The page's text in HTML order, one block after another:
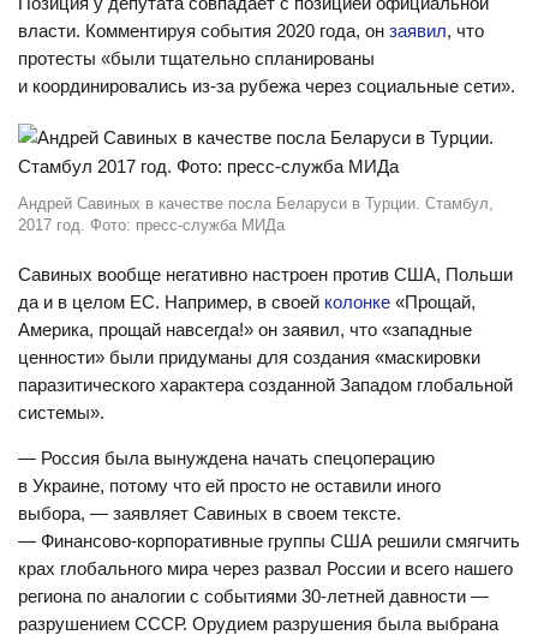
власти. Комментируя события 2020 года, он заявил, что
протесты «были тщательно спланированы
и координировались из-за рубежа через социальные сети».
Андрей Савиных в качестве посла Беларуси в Турции. Стамбул,
2017 год. Фото: пресс-служба МИДа
Савиных вообще негативно настроен против США, Польши
да и в целом ЕС. Например, в своей колонке «Прощай,
Америка, прощай навсегда!» он заявил, что «западные
ценности» были придуманы для создания «маскировки
паразитического характера созданной Западом глобальной
системы».
— Россия была вынуждена начать спецоперацию
в Украине, потому что ей просто не оставили иного
выбора, — заявляет Савиных в своем тексте.
— Финансово-корпоративные группы США решили смягчить
крах глобального мира через развал России и всего нашего
региона по аналогии с событиями 30-летней давности —
разрушением СССР. Орудием разрушения была выбрана